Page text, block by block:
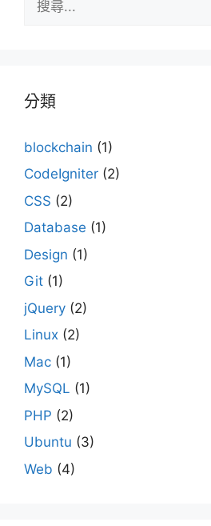
尋:
分類
blockchain (1)
CodeIgniter (2)
CSS (2)
Database (1)
Design (1)
Git (1)
jQuery (2)
Linux (2)
Mac (1)
MySQL (1)
PHP (2)
Ubuntu (3)
Web (4)